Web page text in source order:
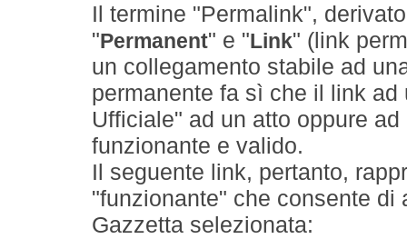
Il termine "Permalink",
" Permanent" e " Link" (link
un collegamento stabile ad
permanente fa sì che il link
Ufficiale" ad un atto oppure
funzionante e valido.
Il seguente link, pertanto,
"funzionante" che consente
Gazzetta selezionata: